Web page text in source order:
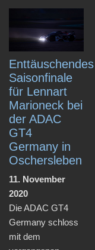
Enttäuschendes
Saisonfinale
für Lennart
Marioneck bei
der ADAC
GT4
Germany in
Oschersleben
11. November
2020
Die ADAC GT4
Germany schloss
mit dem